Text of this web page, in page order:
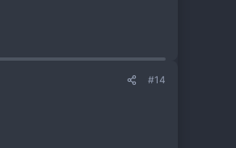
#14